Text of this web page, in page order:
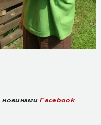
новинами Facebook